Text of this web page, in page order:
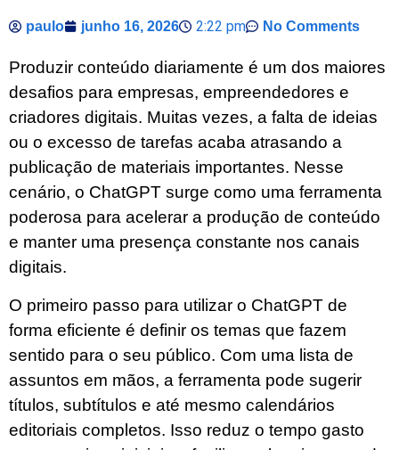
paulo junho 16, 2026 2:22 pm No Comments
Produzir conteúdo diariamente é um dos maiores
desafios para empresas, empreendedores e
criadores digitais. Muitas vezes, a falta de ideias
ou o excesso de tarefas acaba atrasando a
publicação de materiais importantes. Nesse
cenário, o ChatGPT surge como uma ferramenta
poderosa para acelerar a produção de conteúdo
e manter uma presença constante nos canais
digitais.
O primeiro passo para utilizar o ChatGPT de
forma eficiente é definir os temas que fazem
sentido para o seu público. Com uma lista de
assuntos em mãos, a ferramenta pode sugerir
títulos, subtítulos e até mesmo calendários
editoriais completos. Isso reduz o tempo gasto